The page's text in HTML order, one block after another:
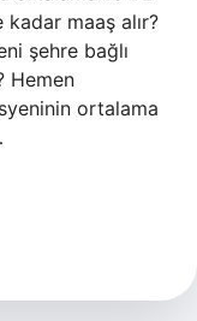
maaş alır?
şehre bağlı
Hemen
ortalama